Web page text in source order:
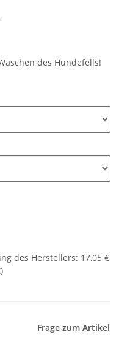
des Hundefells!
des Herstellers: 17,05 €
)
Frage zum Artikel